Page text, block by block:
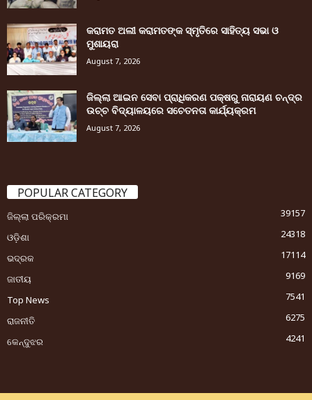
କରାମତ ଅଲୀ କରାମତଙ୍କ ସ୍ମୃତିରେ ସାହିତ୍ୟ ସଭା ଓ
ମୁଶାୟରା
August 7, 2026
ଜିଲ୍ଲା ଆଇନ ସେବା ପ୍ରାଧିକରଣ ପକ୍ଷରୁ ନାରାୟଣ ଚନ୍ଦ୍ର
ଉଚ୍ଚ ବିଦ୍ୟାଳୟରେ ସଚେତନତା କାର୍ଯ୍ୟକ୍ରମ
August 7, 2026
POPULAR CATEGORY
ଜିଲ୍ଲା ପରିକ୍ରମା
39157
ଓଡ଼ିଶା
24318
ଭଦ୍ରକ
17114
ଜାତୀୟ
9169
Top News
7541
ରାଜନୀତି
6275
କେନ୍ଦୁଝର
4241